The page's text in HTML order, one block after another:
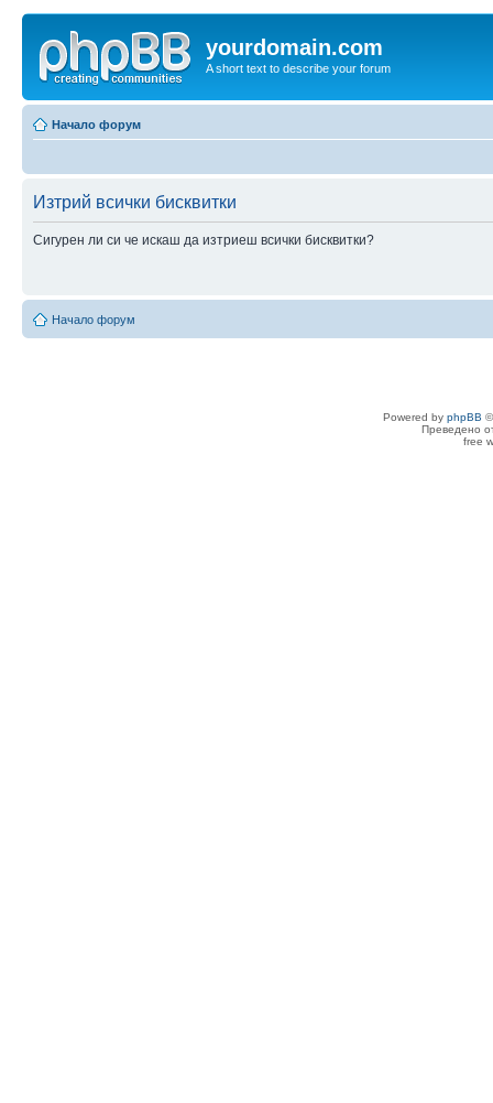
yourdomain.com
A short text to describe your forum
Начало форум
Изтрий всички бисквитки
Сигурен ли си че искаш да изтриеш всички бисквитки?
Начало форум
Powered by phpBB
Преведено
free